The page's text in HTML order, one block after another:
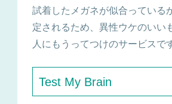
試着したメガネが似合っている
定されるため、異性ウケのいい
人にもうってつけのサービスで
Test My Brain